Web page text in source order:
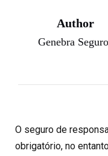
Author
Genebra
O seguro de
obrigatório, no